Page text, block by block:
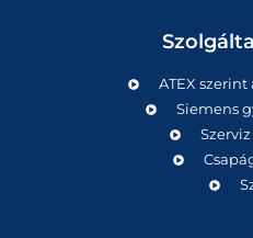
ATEX
Siemens